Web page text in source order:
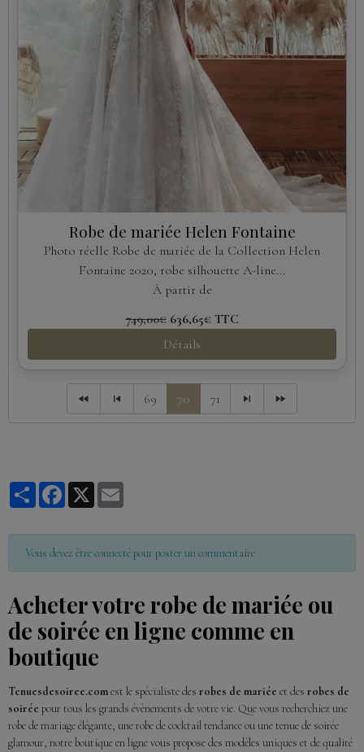
Robe de mariée Helen Fontaine
Photo réelle Robe de mariée de la Collection Helen
Fontaine 2020, robe silhouette A-line...
À partir de
749,00€ 636,65€ TTC
Détails
69 70 71
PartagerFacebook
X
Vous devez être connecté pour poster un commentaire
Acheter votre robe de mariée ou
de soirée en ligne comme en
boutique
Tenuesdesoiree.comest le spécialiste des robes de mariée et des robes de
soirée pour tous les grands évènements de votre vie. Que vous recherchiez une
robe de mariage élégante, une robe de cocktail tendance ou une tenue de soirée
glamour, notre boutique en ligne vous propose des modèles uniques et de qualité